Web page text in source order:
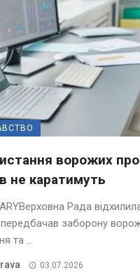
ворожих
не каратимуть
Рада
заборону
та ...
03.07.2026